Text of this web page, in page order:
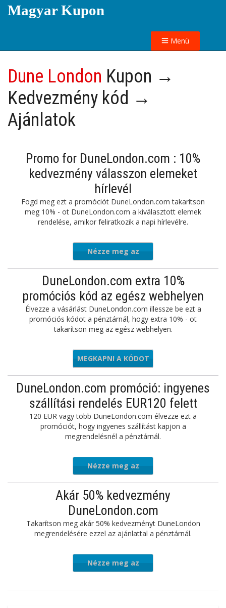
Magyar Kupon
Menü
Dune London Kupon →
Kedvezmény kód →
Ajánlatok
Promo for DuneLondon.com : 10%
kedvezmény válasszon elemeket
hírlevél
Fogd meg ezt a promóciót DuneLondon.com takarítson
meg 10% - ot DuneLondon.com a kiválasztott elemek
rendelése, amikor feliratkozik a napi hírlevélre.
Nézze meg az
ajánlatot
DuneLondon.com extra 10%
promóciós kód az egész webhelyen
Élvezze a vásárlást DuneLondon.com illessze be ezt a
promóciós kódot a pénztárnál, hogy extra 10% - ot
takarítson meg az egész webhelyen.
EL10321
MEGKAPNI A KÓDOT
DuneLondon.com promóció: ingyenes
szállítási rendelés EUR120 felett
120 EUR vagy több DuneLondon.com élvezze ezt a
promóciót, hogy ingyenes szállítást kapjon a
megrendelésnél a pénztárnál.
Nézze meg az
ajánlatot
Akár 50% kedvezmény
DuneLondon.com
Takarítson meg akár 50% kedvezményt DuneLondon
megrendelésére ezzel az ajánlattal a pénztárnál.
Nézze meg az